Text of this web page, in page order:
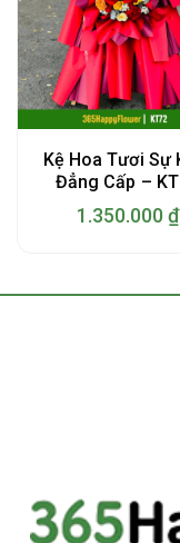
Kệ Hoa Tươi Sự
Đẳng Cấp –
1.350.000 ₫